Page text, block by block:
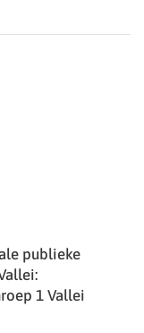
publieke
1 Vallei